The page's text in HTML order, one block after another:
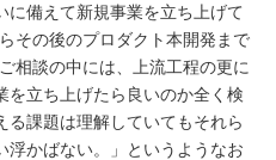
に備えて新規事業を立ち上げて
その後のプロダクト本開発まで
相談の中には、上流工程の更に
を立ち上げたら良いのか全く検
る課題は理解していてもそれら
浮かばない。」というようなお